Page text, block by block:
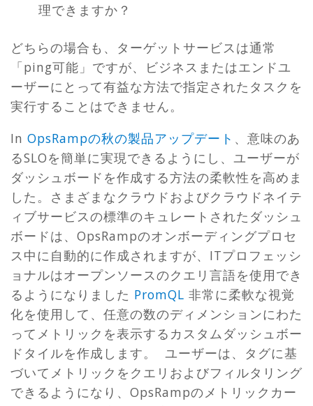
理できますか？
どちらの場合も、ターゲットサービスは通常
「ping可能」ですが、ビジネスまたはエンドユ
ーザーにとって有益な方法で指定されたタスクを
実行することはできません。
In OpsRampの秋の製品アップデート 、意味のあ
るSLOを簡単に実現できるようにし、ユーザーが
ダッシュボードを作成する方法の柔軟性を高めま
した。さまざまなクラウドおよびクラウドネイテ
ィブサービスの標準のキュレートされたダッシュ
ボードは、OpsRampのオンボーディングプロセ
ス中に自動的に作成されますが、ITプロフェッシ
ョナルはオープンソースのクエリ言語を使用でき
るようになりました PromQL 非常に柔軟な視覚
化を使用して、任意の数のディメンションにわた
ってメトリックを表示するカスタムダッシュボー
ドタイルを作成します。 ユーザーは、タグに基
づいてメトリックをクエリおよびフィルタリング
できるようになり、OpsRampのメトリックカー